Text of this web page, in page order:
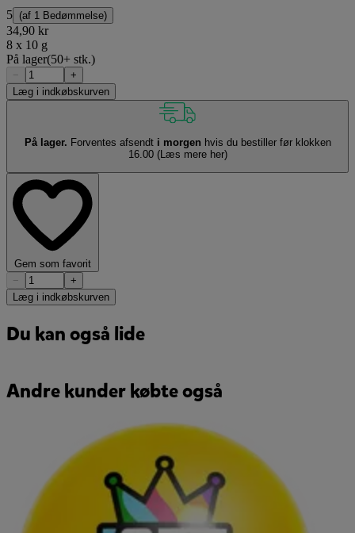
5 (af 1 Bedømmelse)
34,90 kr
8 x 10 g
På lager(50+ stk.)
−
+
Læg i indkøbskurven
På lager. Forventes afsendt i morgen hvis du bestiller før klokken
16.00 (Læs mere her)
Gem som favorit
−
+
Læg i indkøbskurven
Du kan også lide
Andre kunder købte også